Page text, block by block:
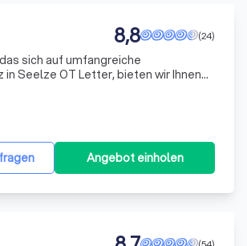
(24)
8,8
sich auf umfangreiche
Seelze OT Letter, bieten wir Ihnen
Angebot einholen